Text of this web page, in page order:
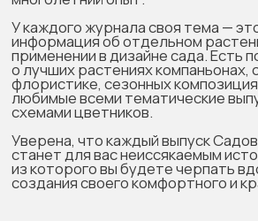
станет для вас неиссякаемым источником,
из которого вы будете черпать вдохновение для
создания своего комфортного и красивого сада.